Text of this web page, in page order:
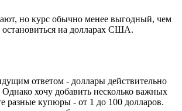
но курс обычно менее выгодный, чем
на долларах США.
ответом - доллары действительно
Однако хочу добавить несколько важных
разные купюры - от 1 до 100 долларов.